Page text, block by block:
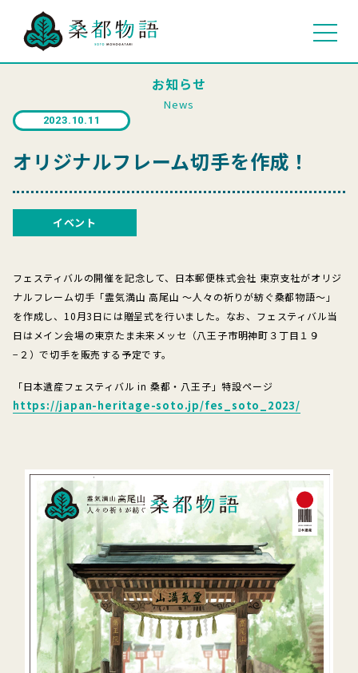
お知らせ
News
2023.10.11
オリジナルフレーム切手を作成！
イベント
フェスティバルの開催を記念して、日本郵便株式会社 東京支社がオリジ
ナルフレーム切手「霊気満山 高尾山 ～人々の祈りが紡ぐ桑都物語～」
を作成し、10月3日には贈呈式を行いました。なお、フェスティバル当
日はメイン会場の東京たま未来メッセ（八王子市明神町３丁目１９
−２）で切手を販売する予定です。
「日本遺産フェスティバル in 桑都・八王子」特設ページ
https://japan-heritage-soto.jp/fes_soto_2023/